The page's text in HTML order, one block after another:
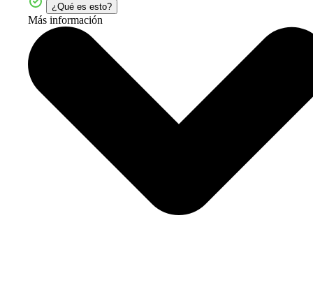
¿Qué es esto?
Más información